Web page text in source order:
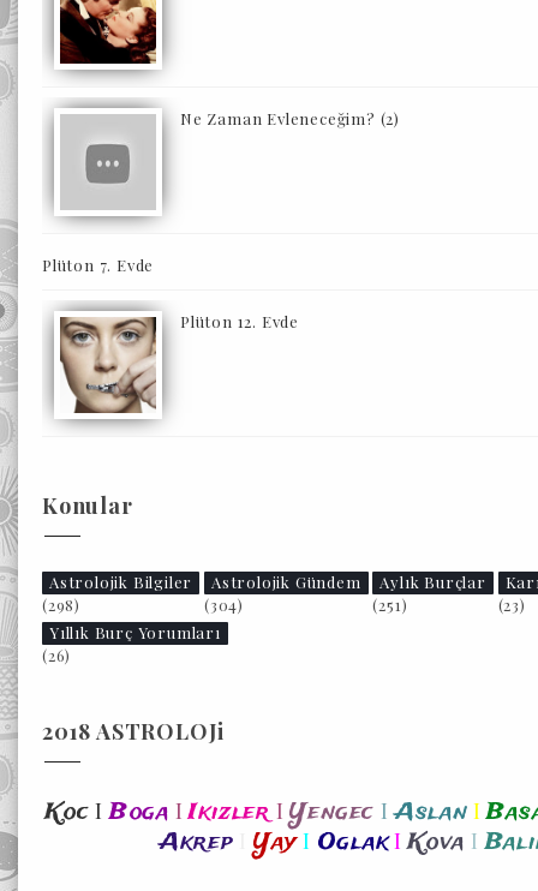
Ne Zaman Evleneceğim? (2)
Plüton 7. Evde
Plüton 12. Evde
Konular
Astrolojik Bilgiler
(298)
Astrolojik Gündem
(304)
Aylık Burçlar
(251)
(23)
Yıllık Burç Yorumları
(26)
2018 ASTROLOJi
Koc I Boga I Ikizler I Yengec I Aslan I
Akrep
Yay I Oglak I Kova I